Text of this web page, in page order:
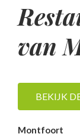
van
BEKIJK
Montfoort